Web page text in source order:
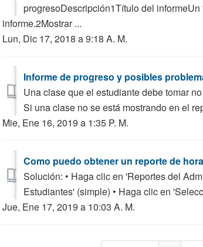
progresoDescripción1Título del
informe.2Mostrar ...
Lun, Dic 17, 2018 a 9:18 A. M.
Informe de progreso y posibles
Una clase que el estudiante debe tomar
Si una clase no se está mostrando en el
Mie, Ene 16, 2019 a 1:35 P. M.
Como puedo obtener un reporte de
Solución: • Haga clic en 'Reportes del
Estudiantes' (simple) • Haga clic en
Jue, Ene 17, 2019 a 10:03 A. M.